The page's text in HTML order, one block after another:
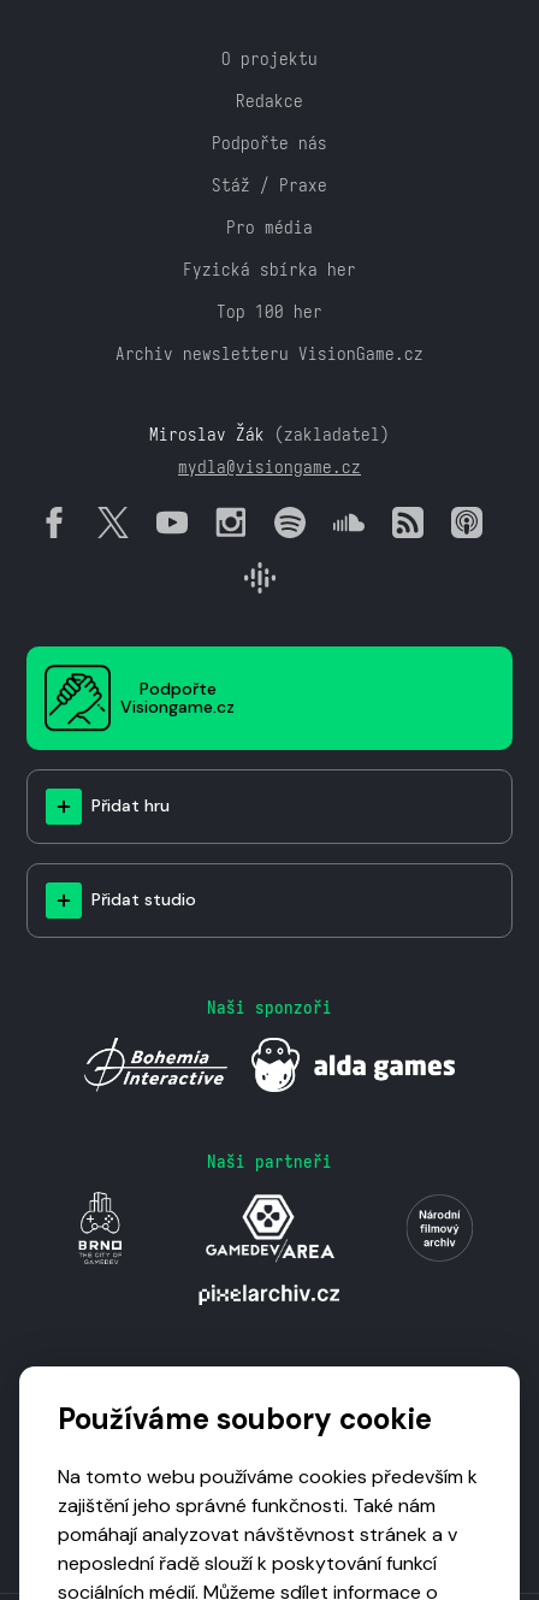
O projektu
Redakce
Podpořte nás
Stáž / Praxe
Pro média
Fyzická sbírka her
Top 100 her
Archiv newsletteru VisionGame.cz
Miroslav Žák (zakladatel)
mydla@visiongame.cz
Podpořte
Visiongame.cz
Přidat hru
Přidat studio
Naši sponzoři
Naši partneři
Používáme soubory cookie
Na tomto webu používáme cookies především k
zajištění jeho správné funkčnosti. Také nám
pomáhají analyzovat návštěvnost stránek a v
neposlední řadě slouží k poskytování funkcí
sociálních médií. Můžeme sdílet informace o